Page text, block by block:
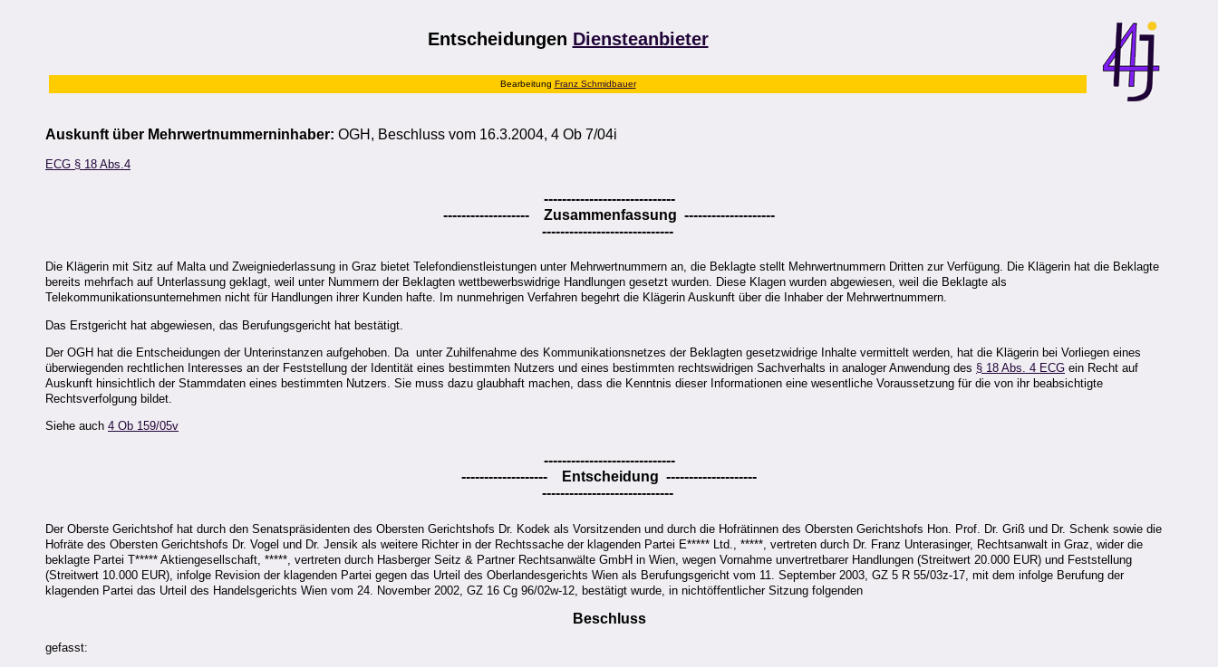
Entscheidungen Diensteanbieter
Bearbeitung Franz Schmidbauer
Auskunft über Mehrwertnummerninhaber: OGH, Beschluss vom 16.3.2004, 4 Ob 7/04i
ECG § 18 Abs.4
-----------------------------
------------------- Zusammenfassung --------------------
-----------------------------
Die Klägerin mit Sitz auf Malta und Zweigniederlassung in Graz bietet Telefondienstleistungen unter Mehrwertnummern an, die Beklagte stellt Mehrwertnummern Dritten zur Verfügung. Die Klägerin hat die Beklagte
bereits mehrfach auf Unterlassung geklagt, weil unter Nummern der Beklagten wettbewerbswidrige Handlungen gesetzt wurden. Diese Klagen wurden abgewiesen, weil die Beklagte als
Telekommunikationsunternehmen nicht für Handlungen ihrer Kunden hafte. Im nunmehrigen Verfahren begehrt die Klägerin Auskunft über die Inhaber der Mehrwertnummern.
Das Erstgericht hat abgewiesen, das Berufungsgericht hat bestätigt.
Der OGH hat die Entscheidungen der Unterinstanzen aufgehoben. Da unter Zuhilfenahme des Kommunikationsnetzes der Beklagten gesetzwidrige Inhalte vermittelt werden, hat die Klägerin bei Vorliegen eines
überwiegenden rechtlichen Interesses an der Feststellung der Identität eines bestimmten Nutzers und eines bestimmten rechtswidrigen Sachverhalts in analoger Anwendung des § 18 Abs. 4 ECG ein Recht auf
Auskunft hinsichtlich der Stammdaten eines bestimmten Nutzers. Sie muss dazu glaubhaft machen, dass die Kenntnis dieser Informationen eine wesentliche Voraussetzung für die von ihr beabsichtigte
Rechtsverfolgung bildet.
Siehe auch 4 Ob 159/05v
-----------------------------
------------------- Entscheidung --------------------
-----------------------------
Der Oberste Gerichtshof hat durch den Senatspräsidenten des Obersten Gerichtshofs Dr. Kodek als Vorsitzenden und durch die Hofrätinnen des Obersten Gerichtshofs Hon. Prof. Dr. Griß und Dr. Schenk sowie die
Hofräte des Obersten Gerichtshofs Dr. Vogel und Dr. Jensik als weitere Richter in der Rechtssache der klagenden Partei E***** Ltd., *****, vertreten durch Dr. Franz Unterasinger, Rechtsanwalt in Graz, wider die
beklagte Partei T***** Aktiengesellschaft, *****, vertreten durch Hasberger Seitz & Partner Rechtsanwälte GmbH in Wien, wegen Vornahme unvertretbarer Handlungen (Streitwert 20.000 EUR) und Feststellung
(Streitwert 10.000 EUR), infolge Revision der klagenden Partei gegen das Urteil des Oberlandesgerichts Wien als Berufungsgericht vom 11. September 2003, GZ 5 R 55/03z-17, mit dem infolge Berufung der
klagenden Partei das Urteil des Handelsgerichts Wien vom 24. November 2002, GZ 16 Cg 96/02w-12, bestätigt wurde, in nichtöffentlicher Sitzung folgenden
Beschluss
gefasst: